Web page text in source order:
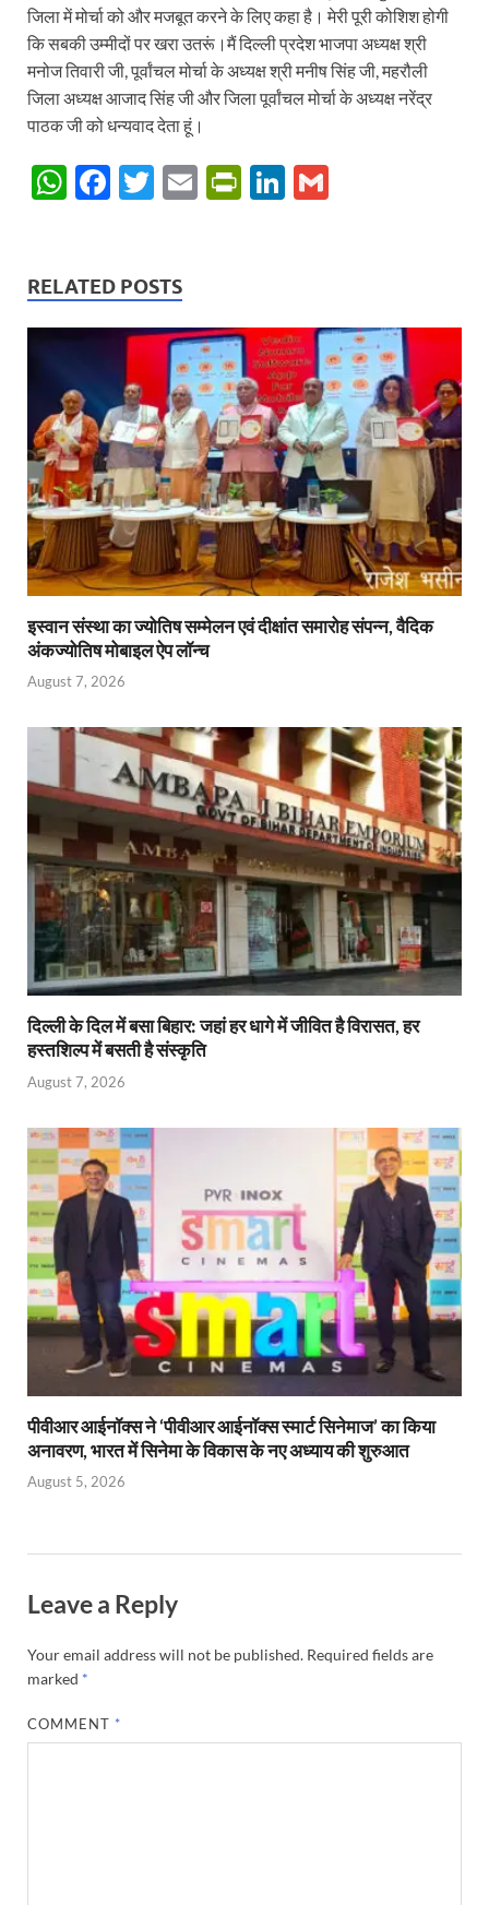
जिला में मोर्चा को और मजबूत करने के लिए कहा है। मेरी पूरी कोशिश होगी
कि सबकी उम्मीदों पर खरा उतरूं।मैं दिल्ली प्रदेश भाजपा अध्यक्ष श्री
मनोज तिवारी जी, पूर्वांचल मोर्चा के अध्यक्ष श्री मनीष सिंह जी, महरौली
जिला अध्यक्ष आजाद सिंह जी और जिला पूर्वांचल मोर्चा के अध्यक्ष नरेंद्र
पाठक जी को धन्यवाद देता हूं।
W
s
A
p
p
F
b
o
o
k
T
er
E
P
ie
n
dl
y
Li
dI
n
RELATED POSTS
इस्वान संस्था का ज्योतिष सम्मेलन एवं दीक्षांत समारोह संपन्न, वैदिक
अंकज्योतिष मोबाइल ऐप लॉन्च
August 7, 2026
दिल्ली के दिल में बसा बिहार: जहां हर धागे में जीवित है विरासत, हर
हस्तशिल्प में बसती है संस्कृति
August 7, 2026
पीवीआर आईनॉक्स ने ‘पीवीआर आईनॉक्स स्मार्ट सिनेमाज’ का किया
अनावरण, भारत में सिनेमा के विकास के नए अध्याय की शुरुआत
August 5, 2026
Leave a Reply
Your email address will not be published. Required fields are
marked *
COMMENT *